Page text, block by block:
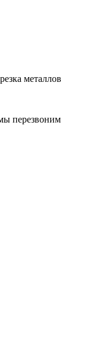
металлов
перезвоним